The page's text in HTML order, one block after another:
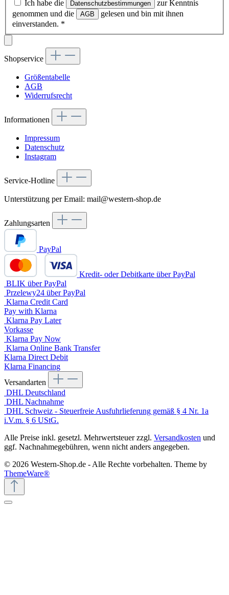
Ich habe die Datenschutzbestimmungen
zur Kenntnis
genommen und die
AGB
gelesen und bin mit ihnen
einverstanden. *
Shopservice
Größentabelle
AGB
Widerrufsrecht
Informationen
Impressum
Datenschutz
Instagram
Service-Hotline
Unterstützung per Email: mail@western-shop.de
Zahlungsarten
PayPal
Kredit- oder Debitkarte über PayPal
BLIK über PayPal
Przelewy24 über PayPal
Klarna Credit Card
Pay with Klarna
Klarna Pay Later
Vorkasse
Klarna Pay Now
Klarna Online Bank Transfer
Klarna Direct Debit
Klarna Financing
Versandarten
DHL Deutschland
DHL Nachnahme
DHL Schweiz - Steuerfreie Ausfuhrlieferung gemäß § 4 Nr. 1a
i.V.m. § 6 UStG.
Alle Preise inkl. gesetzl. Mehrwertsteuer zzgl. Versandkosten und
ggf. Nachnahmegebühren, wenn nicht anders angegeben.
© 2026 Western-Shop.de - Alle Rechte vorbehalten. Theme by
ThemeWare®